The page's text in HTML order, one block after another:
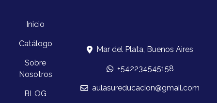
Inicio
Catálogo
Sobre
Nosotros
BLOG
Mar del Plata, Buenos Aires
+542234545158
aulasureducacion@gmail.com